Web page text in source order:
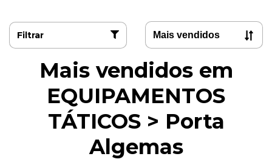
Filtrar
Mais vendidos em
EQUIPAMENTOS
TÁTICOS > Porta
Algemas